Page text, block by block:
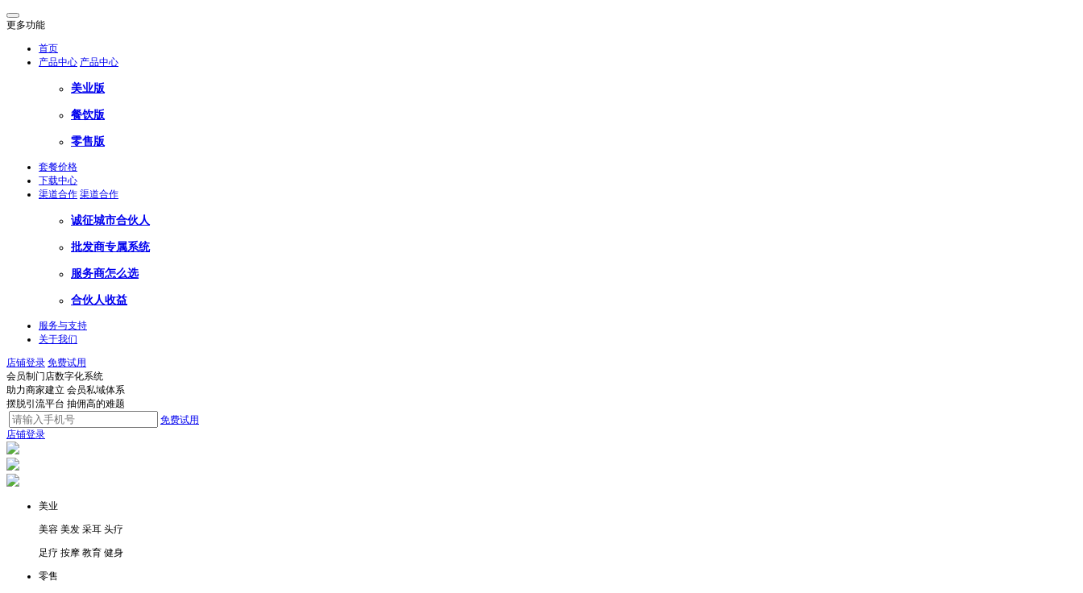
更多功能
首页
产品中心 产品中心
美业版
餐饮版
零售版
套餐价格
下载中心
渠道合作 渠道合作
诚征城市合伙人
批发商专属系统
服务商怎么选
合伙人收益
服务与支持
关于我们
店铺登录 免费试用
会员制 门店数字化系统
助力商家建立 会员私域体系
摆脱引流平台 抽佣高的难题
免费试用
店铺登录
美业
美容 美发 采耳 头疗
足疗 按摩 教育 健身
零售